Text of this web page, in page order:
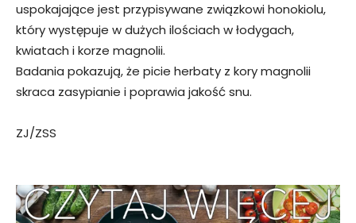
uspokajające jest przypisywane związkowi honokiolu,
który występuje w dużych ilościach w łodygach,
kwiatach i korze magnolii.
Badania pokazują, że picie herbaty z kory magnolii
skraca zasypianie i poprawia jakość snu.
ZJ/ZSS